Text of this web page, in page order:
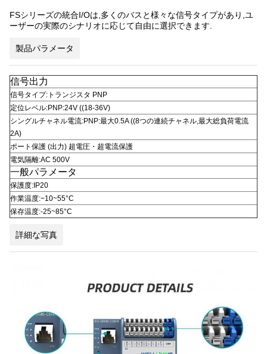
FSシリーズの統合I/Oは,多くのバスと様々な信号タイプがあり,ユ
ーザーの実際のシナリオに応じて自由に選択できます.
製品パラメータ
信号出力
信号タイプ:トランジスタ PNP
定位レベル:PNP:24V ((18-36V)
シングルチャネル電流:PNP:最大0.5A ((8つの連続チャネル,最大総負荷電流
2A)
ポート保護 (出力) 超電圧・超電流保護
電気隔離:AC 500V
一般パラメータ
保護度:IP20
作業温度:−10~55°C
保存温度:-25~85°C
詳細な写真